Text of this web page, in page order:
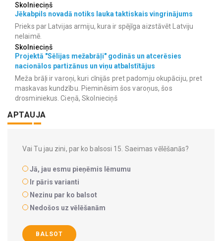
Skolnieciņš
Jēkabpils novadā notiks lauka taktiskais vingrinājums
Prieks par Latvijas armiju, kura ir spējīga aizstāvēt Latviju
nelaimē.
Skolnieciņš
Projektā "Sēlijas mežabrāļi" godinās un atcerēsies
nacionālos partizānus un viņu atbalstītājus
Meža brāļi ir varoņi, kuri cīnijās pret padomju okupāciju, pret
maskavas kundzību. Pieminēsim šos varoņus, šos
drosminiekus. Cieņā, Skolnieciņš
APTAUJA
Vai Tu jau zini, par ko balsosi 15. Saeimas vēlēšanās?
Jā, jau esmu pieņēmis lēmumu
Ir pāris varianti
Nezinu par ko balsot
Nedošos uz vēlēšanām
BALSOT